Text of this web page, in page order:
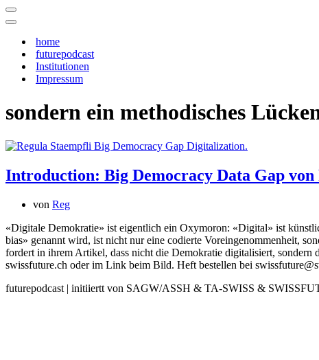
Navigationsmenü
Navigationsmenü
home
futurepodcast
Institutionen
Impressum
sondern ein methodisches
Introduction: Big Democracy Data Gap von
von Reg
«Digitale Demokratie» ist eigentlich ein Oxymoron: «Digital» ist
bias» genannt wird, ist nicht nur eine codierte Voreingenommenheit,
fordert in ihrem Artikel, dass nicht die Demokratie digitalisiert,
swissfuture.ch oder im Link beim Bild. Heft bestellen bei
futurepodcast | initiiertt von SAGW/ASSH & TA-SWISS &